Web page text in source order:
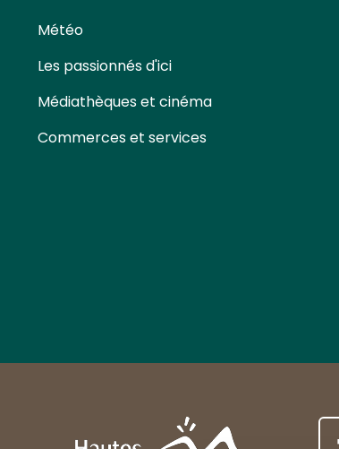
Météo
Les passionnés d'ici
Médiathèques et cinéma
Commerces et services